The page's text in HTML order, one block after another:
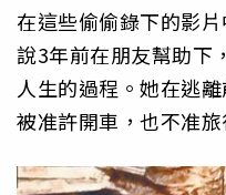
在這些偷偷錄下的影
說3年前在朋友幫助下
人生的過程。她在逃
被准許開車，也不准旅